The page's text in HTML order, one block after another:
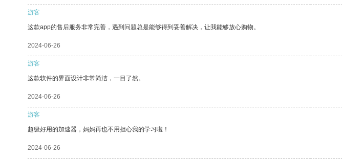
游客
这款app的售后服务非常完善，遇到问题总是能够得到妥善解决，让我能够放心购物。
2024-06-26
游客
这款软件的界面设计非常简洁，一目了然。
2024-06-26
游客
超级好用的加速器，妈妈再也不用担心我的学习啦！
2024-06-26